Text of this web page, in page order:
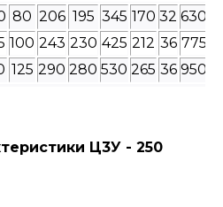
80 206 195 345 170 32 630
100 243 230 425 212 36 775
125 290 280 530 265 36 950
Ц3У - 250